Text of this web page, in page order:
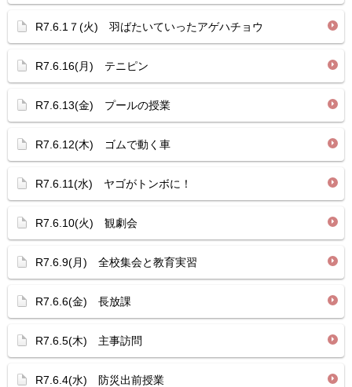
R7.6.1７(火) 羽ばたいていったアゲハチョウ
R7.6.16(月) テニピン
R7.6.13(金) プールの授業
R7.6.12(木) ゴムで動く車
R7.6.11(水) ヤゴがトンボに！
R7.6.10(火) 観劇会
R7.6.9(月) 全校集会と教育実習
R7.6.6(金) 長放課
R7.6.5(木) 主事訪問
R7.6.4(水) 防災出前授業